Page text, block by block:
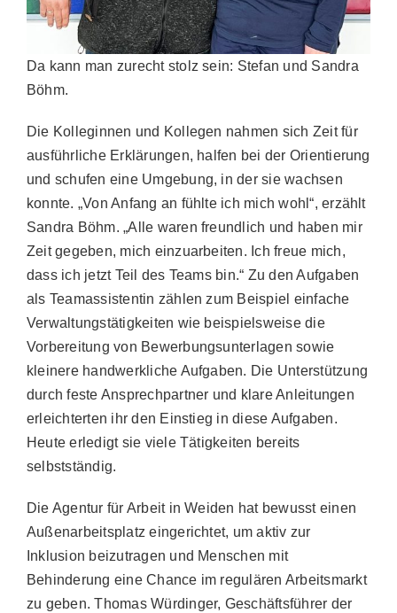
Da kann man zurecht stolz sein: Stefan und Sandra
Böhm.
Die Kolleginnen und Kollegen nahmen sich Zeit für
ausführliche Erklärungen, halfen bei der Orientierung
und schufen eine Umgebung, in der sie wachsen
konnte. „Von Anfang an fühlte ich mich wohl“, erzählt
Sandra Böhm. „Alle waren freundlich und haben mir
Zeit gegeben, mich einzuarbeiten. Ich freue mich,
dass ich jetzt Teil des Teams bin.“ Zu den Aufgaben
als Teamassistentin zählen zum Beispiel einfache
Verwaltungstätigkeiten wie beispielsweise die
Vorbereitung von Bewerbungsunterlagen sowie
kleinere handwerkliche Aufgaben. Die Unterstützung
durch feste Ansprechpartner und klare Anleitungen
erleichterten ihr den Einstieg in diese Aufgaben.
Heute erledigt sie viele Tätigkeiten bereits
selbstständig.
Die Agentur für Arbeit in Weiden hat bewusst einen
Außenarbeitsplatz eingerichtet, um aktiv zur
Inklusion beizutragen und Menschen mit
Behinderung eine Chance im regulären Arbeitsmarkt
zu geben. Thomas Würdinger, Geschäftsführer der